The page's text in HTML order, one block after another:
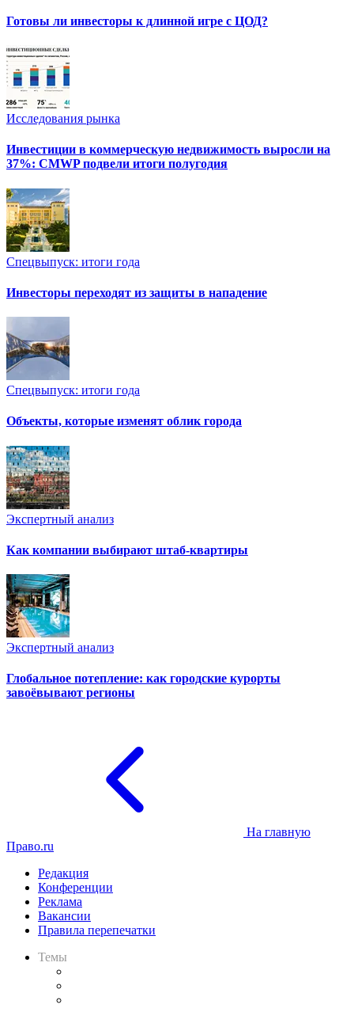
Готовы ли инвесторы к длинной игре с ЦОД?
Исследования рынка
Инвестиции в коммерческую недвижимость выросли на
37%: CMWP подвели итоги полугодия
Спецвыпуск: итоги года
Инвесторы переходят из защиты в нападение
Спецвыпуск: итоги года
Объекты, которые изменят облик города
Экспертный анализ
Как компании выбирают штаб-квартиры
Экспертный анализ
Глобальное потепление: как городские курорты
завоёвывают регионы
На главную
Право.ru
Редакция
Конференции
Реклама
Вакансии
Правила перепечатки
Темы